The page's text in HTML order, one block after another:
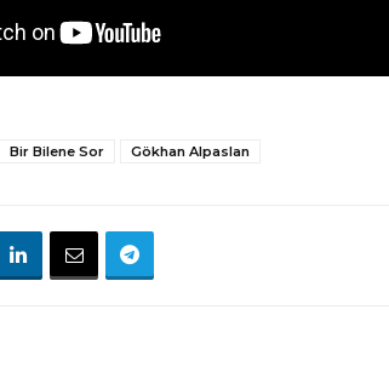
Bir Bilene Sor Gökhan Alpaslan